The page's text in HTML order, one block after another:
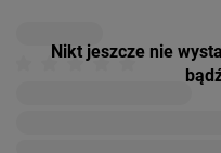
Nikt jeszcze nie